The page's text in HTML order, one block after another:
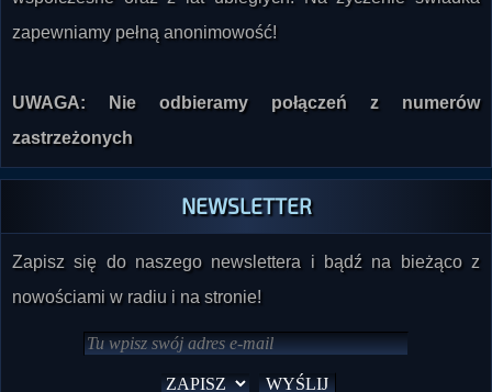
zastrzeżonych
NEWSLETTER
Zapisz się do naszego newslettera i bądź na bieżąco z
nowościami w radiu i na stronie!